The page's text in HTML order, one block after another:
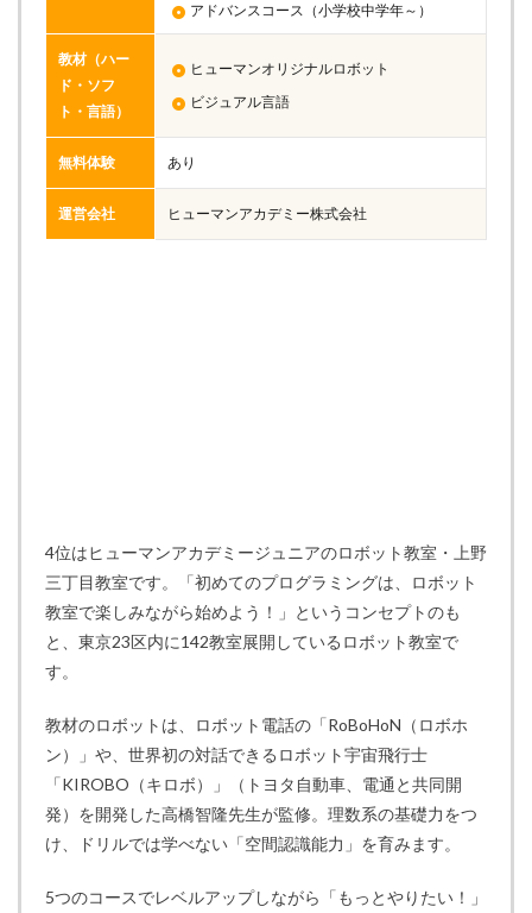
アドバンスコース（小学校中学年～）
教材（ハー
ド・ソフ
ト・言語）
ヒューマンオリジナルロボット
ビジュアル言語
無料体験 あり
運営会社 ヒューマンアカデミー株式会社
4位はヒューマンアカデミージュニアのロボット教室・上野
三丁目教室です。「初めてのプログラミングは、ロボット
教室で楽しみながら始めよう！」というコンセプトのも
と、東京23区内に142教室展開しているロボット教室で
す。
教材のロボットは、ロボット電話の「RoBoHoN（ロボホ
ン）」や、世界初の対話できるロボット宇宙飛行士
「KIROBO（キロボ）」（トヨタ自動車、電通と共同開
発）を開発した高橋智隆先生が監修。理数系の基礎力をつ
け、ドリルでは学べない「空間認識能力」を育みます。
5つのコースでレベルアップしながら「もっとやりたい！」